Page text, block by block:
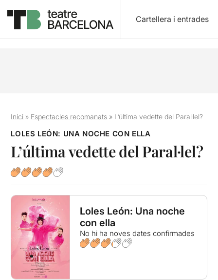
Cartellera i entrades
Inici » Espectacles recomanats » L’última vedette del Paral·lel?
LOLES LEÓN: UNA NOCHE CON ELLA
L’última vedette del Paral·lel?
Loles León: Una noche
con ella
No hi ha noves dates confirmades